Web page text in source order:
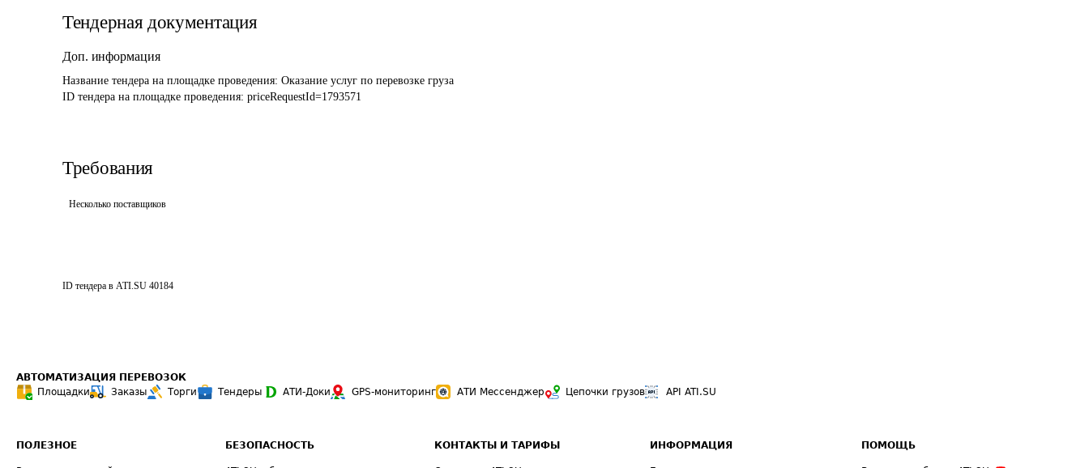
Тендерная документация
Доп. информация
Название тендера на площадке проведения: Оказание услуг по перевозке груза
ID тендера на площадке проведения: priceRequestId=1793571
Требования
Несколько поставщиков
ID тендера в ATI.SU 40184
АВТОМАТИЗАЦИЯ ПЕРЕВОЗОК
Площадки
Заказы Торги Тендеры АТИ-Доки GPS-мониторинг АТИ Мессенджер Цепочки грузов API ATI.SU
ПОЛЕЗНОЕ БЕЗОПАСНОСТЬ КОНТАКТЫ И ТАРИФЫ ИНФОРМАЦИЯ ПОМОЩЬ